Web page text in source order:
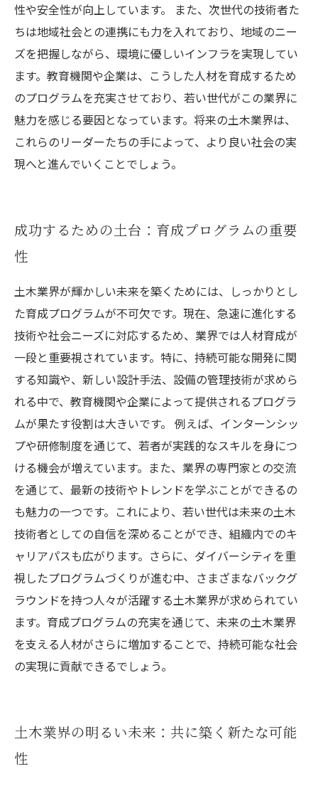
性や安全性が向上しています。 また、次世代の技術者た
ちは地域社会との連携にも力を入れており、地域のニー
ズを把握しながら、環境に優しいインフラを実現してい
ます。教育機関や企業は、こうした人材を育成するため
のプログラムを充実させており、若い世代がこの業界に
魅力を感じる要因となっています。将来の土木業界は、
これらのリーダーたちの手によって、より良い社会の実
現へと進んでいくことでしょう。
成功するための土台：育成プログラムの重要
性
土木業界が輝かしい未来を築くためには、しっかりとし
た育成プログラムが不可欠です。現在、急速に進化する
技術や社会ニーズに対応するため、業界では人材育成が
一段と重要視されています。特に、持続可能な開発に関
する知識や、新しい設計手法、設備の管理技術が求めら
れる中で、教育機関や企業によって提供されるプログラ
ムが果たす役割は大きいです。 例えば、インターンシッ
プや研修制度を通じて、若者が実践的なスキルを身につ
ける機会が増えています。また、業界の専門家との交流
を通じて、最新の技術やトレンドを学ぶことができるの
も魅力の一つです。これにより、若い世代は未来の土木
技術者としての自信を深めることができ、組織内でのキ
ャリアパスも広がります。さらに、ダイバーシティを重
視したプログラムづくりが進む中、さまざまなバックグ
ラウンドを持つ人々が活躍する土木業界が求められてい
ます。育成プログラムの充実を通じて、未来の土木業界
を支える人材がさらに増加することで、持続可能な社会
の実現に貢献できるでしょう。
土木業界の明るい未来：共に築く新たな可能
性